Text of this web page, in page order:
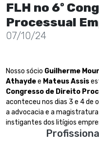
FLH no 6º
Processual
07/10/24
Nosso sócio Guilherme
Athaydee Mateus Assis
Congresso de Direito
aconteceu nos dias 3 e 4 de
a advocacia e a
instigantes dos litígios